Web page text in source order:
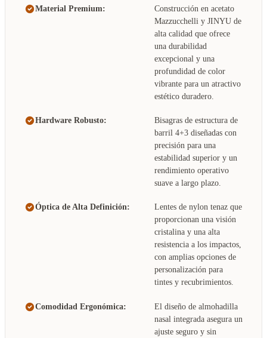
Material Premium:
Construcción en acetato
Mazzucchelli y JINYU de
alta calidad que ofrece
una durabilidad
excepcional y una
profundidad de color
vibrante para un atractivo
estético duradero.
Hardware Robusto:
Bisagras de estructura de
barril 4+3 diseñadas con
precisión para una
estabilidad superior y un
rendimiento operativo
suave a largo plazo.
Óptica de Alta Definición:
Lentes de nylon tenaz que
proporcionan una visión
cristalina y una alta
resistencia a los impactos,
con amplias opciones de
personalización para
tintes y recubrimientos.
Comodidad Ergonómica:
El diseño de almohadilla
nasal integrada asegura un
ajuste seguro y sin